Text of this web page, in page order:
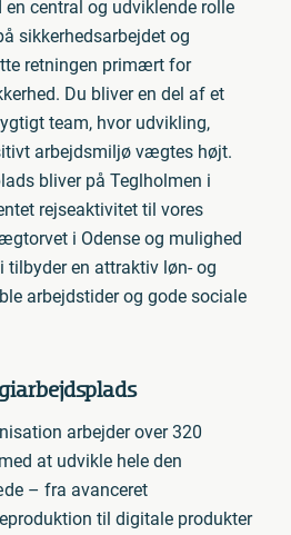
central og udviklende rolle
sikkerhedsarbejdet og
retningen primært for
Du bliver en del af et
team, hvor udvikling,
arbejdsmiljø vægtes højt.
bliver på Teglholmen i
rejseaktivitet til vores
i Odense og mulighed
tilbyder en attraktiv løn- og
arbejdstider og gode sociale
arbejder over 320
at udvikle hele den
– fra avanceret
til digitale produkter